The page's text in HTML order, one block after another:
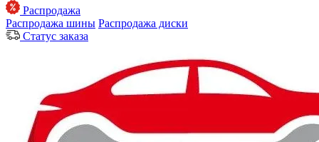
Распродажа
Распродажа шины Распродажа диски
Статус заказа